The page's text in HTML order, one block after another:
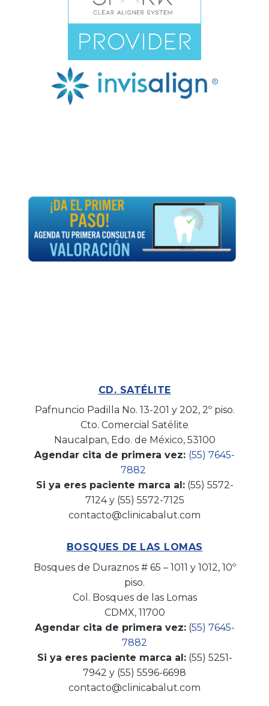
CD. SATÉLITE
Pafnuncio Padilla No. 13-201 y 202, 2º piso.
Cto. Comercial Satélite
Naucalpan, Edo. de México, 53100
Agendar cita de primera vez: (55) 7645-
7882
Si ya eres paciente marca al:(55) 5572-
7124 y (55) 5572-7125
contacto@clinicabalut.com
BOSQUES DE LAS LOMAS
Bosques de Duraznos # 65 – 1011 y 1012, 10º
piso.
Col. Bosques de las Lomas
CDMX, 11700
Agendar cita de primera vez:(55) 7645-
7882
Si ya eres paciente marca al:(55) 5251-
7942 y (55) 5596-6698
contacto@clinicabalut.com